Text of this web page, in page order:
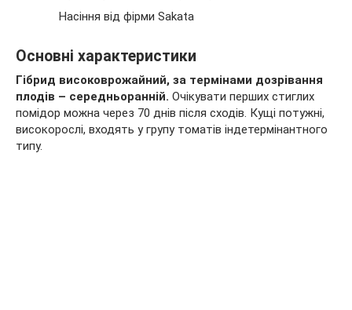
Насіння від фірми Sakata
Основні характеристики
Гібрид високоврожайний, за термінами дозрівання
плодів – середньоранній. Очікувати перших стиглих
помідор можна через 70 днів після сходів. Кущі потужні,
високорослі, входять у групу томатів індетермінантного
типу.